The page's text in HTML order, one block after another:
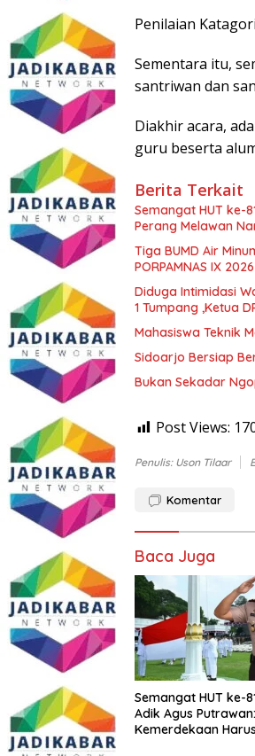
Penilaian
Sementara itu,
santriwan dan
Diakhir acara,
guru beserta
Berita Terkait
Semangat HUT ke-
Perang Melawan
Tiga BUMD Air
PORPAMNAS IX 2026
Diduga Intimidasi
1 Tumpang ,Ketua
Mahasiswa Teknik
Sidoarjo Bersiap
Bukan Sekadar
Post Views:
Penulis: Uson Tilaar
Komentar
Baca Juga
Semangat HUT ke-
Adik Agus Putrawan:
Kemerdekaan